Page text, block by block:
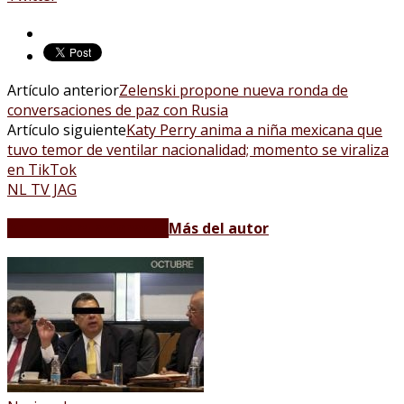
Artículo anteriorZelenski propone nueva ronda de
conversaciones de paz con Rusia
Artículo siguienteKaty Perry anima a niña mexicana que
tuvo temor de ventilar nacionalidad; momento se viraliza
en TikTok
NL TV JAG
Más del autor